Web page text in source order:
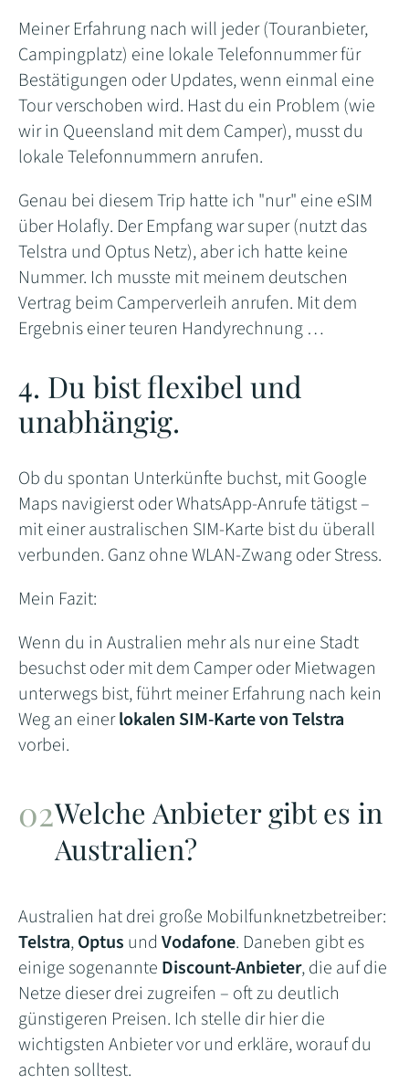
Meiner Erfahrung nach will jeder (Touranbieter,
Campingplatz) eine lokale Telefonnummer für
Bestätigungen oder Updates, wenn einmal eine
Tour verschoben wird. Hast du ein Problem (wie
wir in Queensland mit dem Camper), musst du
lokale Telefonnummern anrufen.
Genau bei diesem Trip hatte ich "nur" eine eSIM
über Holafly. Der Empfang war super (nutzt das
Telstra und Optus Netz), aber ich hatte keine
Nummer. Ich musste mit meinem deutschen
Vertrag beim Camperverleih anrufen. Mit dem
Ergebnis einer teuren Handyrechnung …
4. Du bist flexibel und
unabhängig.
Ob du spontan Unterkünfte buchst, mit Google
Maps navigierst oder WhatsApp-Anrufe tätigst –
mit einer australischen SIM-Karte bist du überall
verbunden. Ganz ohne WLAN-Zwang oder Stress.
Mein Fazit:
Wenn du in Australien mehr als nur eine Stadt
besuchst oder mit dem Camper oder Mietwagen
unterwegs bist, führt meiner Erfahrung nach kein
Weg an einerlokalen SIM-Karte von Telstra
vorbei.
Welche Anbieter gibt es in
Australien?
Australien hat drei große Mobilfunknetzbetreiber:
Telstra,Optus und Vodafone. Daneben gibt es
einige sogenannte Discount-Anbieter, die auf die
Netze dieser drei zugreifen – oft zu deutlich
günstigeren Preisen. Ich stelle dir hier die
wichtigsten Anbieter vor und erkläre, worauf du
achten solltest.